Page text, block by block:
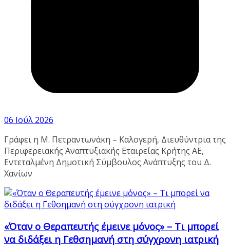
06 Ιούλ 2026
Γράφει η Μ. Πετραντωνάκη – Καλογερή, Διευθύντρια της
Περιφερειακής Αναπτυξιακής Εταιρείας Κρήτης ΑΕ,
Εντεταλμένη Δημοτική Σύμβουλος Ανάπτυξης του Δ.
Χανίων
«Όταν ο Θεραπευτής έμεινε μόνος» – Τι μπορεί
να διδάξει η Γεθσημανή στη σύγχρονη ιατρική